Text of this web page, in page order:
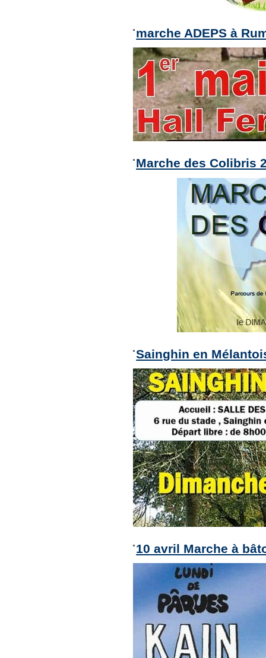
marche ADEPS à
Marche des Colibris
Sainghin en
10 avril Marche à